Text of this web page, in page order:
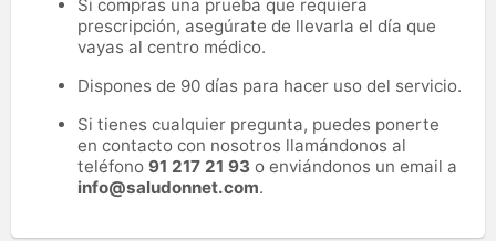
Si compras una prueba que requiera
prescripción, asegúrate de llevarla el día que
vayas al centro médico.
Dispones de 90 días para hacer uso del servicio.
Si tienes cualquier pregunta, puedes ponerte
en contacto con nosotros llamándonos al
teléfono 91 217 21 93 o enviándonos un email a
info@saludonnet.com.